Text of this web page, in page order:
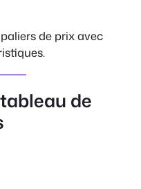
de prix avec
de